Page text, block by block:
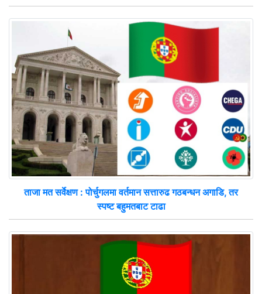
ताजा मत सर्वेक्षण : पोर्चुगलमा वर्तमान सत्तारुढ गठबन्धन अगाडि, तर
स्पष्ट बहुमतबाट टाढा